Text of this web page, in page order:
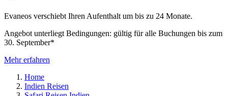
Evaneos verschiebt Ihren Aufenthalt um bis zu 24 Monate.
Angebot unterliegt Bedingungen: gültig für alle Buchungen bis zum
30. September*
Mehr erfahren
Home
Indien Reisen